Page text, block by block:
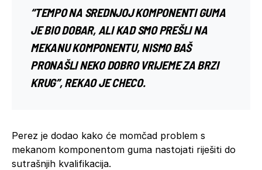
“TEMPO NA SREDNJOJ KOMPONENTI GUMA
JE BIO DOBAR, ALI KAD SMO PREŠLI NA
MEKANU KOMPONENTU, NISMO BAŠ
PRONAŠLI NEKO DOBRO VRIJEME ZA BRZI
KRUG”, REKAO JE CHECO.
Perez je dodao kako će momčad problem s
mekanom komponentom guma nastojati riješiti do
sutrašnjih kvalifikacija.